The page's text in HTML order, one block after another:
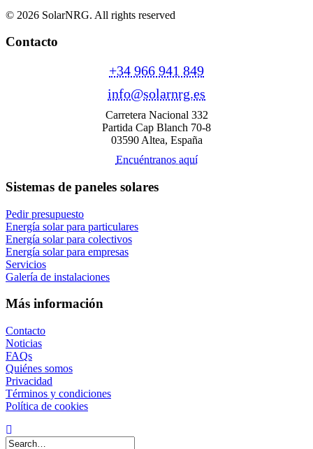
© 2026 SolarNRG. All rights reserved
Contacto
+34 966 941 849
info@solarnrg.es
Carretera Nacional 332
Partida Cap Blanch 70-8
03590 Altea, España
Encuéntranos aquí
Sistemas de paneles solares
Pedir presupuesto
Energía solar para particulares
Energía solar para colectivos
Energía solar para empresas
Servicios
Galería de instalaciones
Más información
Contacto
Noticias
FAQs
Quiénes somos
Privacidad
Términos y condiciones
Política de cookies